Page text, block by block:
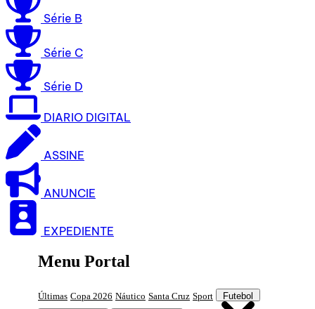
Série B
Série C
Série D
DIARIO DIGITAL
ASSINE
ANUNCIE
EXPEDIENTE
Menu Portal
Últimas Copa 2026 Náutico Santa Cruz Sport Futebol